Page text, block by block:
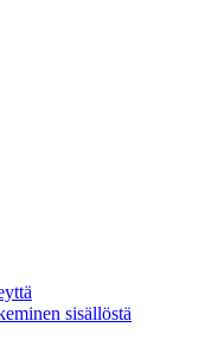
sisällöstä